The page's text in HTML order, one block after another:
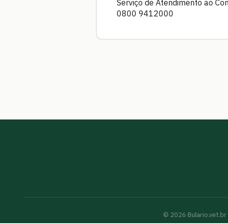
Serviço de Atendimento ao
0800 9412000
© 2026